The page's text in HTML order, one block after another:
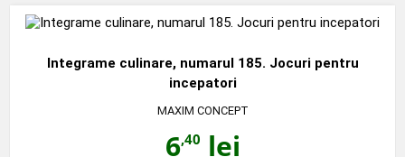
Integrame culinare, numarul 185. Jocuri pentru
incepatori
MAXIM CONCEPT
6,40 lei